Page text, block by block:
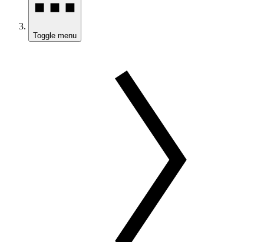
Toggle menu